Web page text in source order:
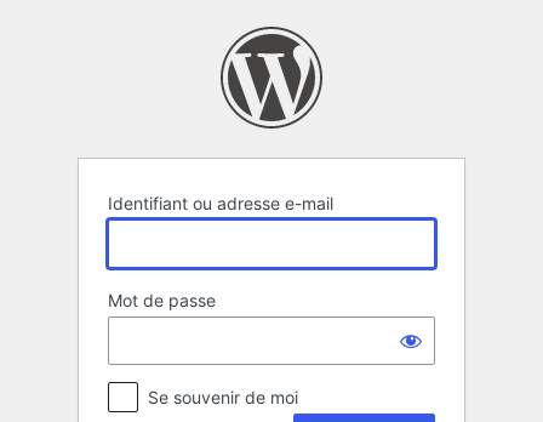
Identifiant ou adresse e-mail
Mot de passe
Se souvenir de moi